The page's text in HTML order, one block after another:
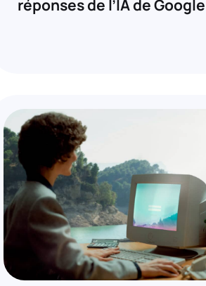
réponses de l’IA de Google